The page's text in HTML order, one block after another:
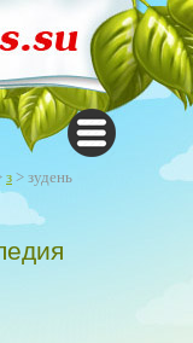
з > зудень